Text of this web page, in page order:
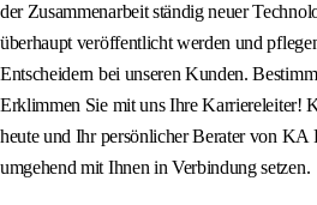
der Zusammenarbeit ständig neuer
überhaupt veröffentlicht werden und
Entscheidern bei unseren Kunden.
Erklimmen Sie mit uns Ihre Karriereleiter!
heute und Ihr persönlicher Berater von KA
umgehend mit Ihnen in Verbindung setzen.